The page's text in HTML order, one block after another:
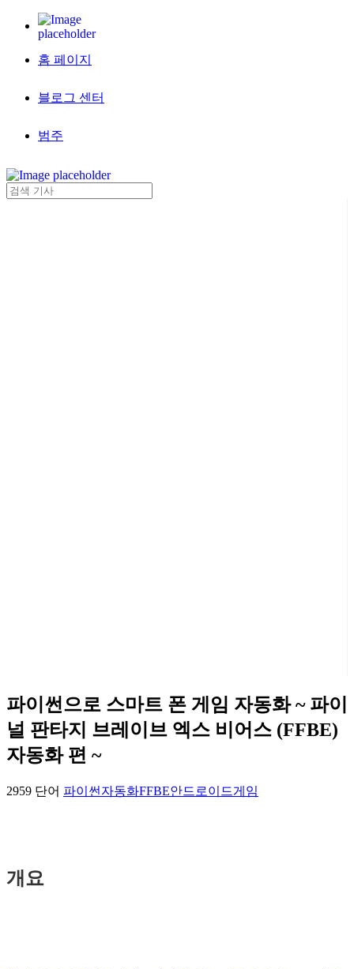
홈 페이지
블로그 센터
범주
파이썬으로 스마트 폰 게임 자동화 ~ 파이
널 판타지 브레이브 엑스 비어스 (FFBE)
자동화 편 ~
2959 단어 파이썬 자동화FFBE안드로이드게임
개요